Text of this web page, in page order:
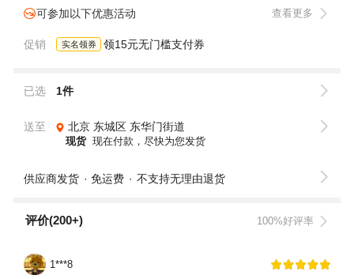
可参加以下优惠活动 查看更多
促销 实名领券 领15元无门槛支付券
已选 1件
送至 北京 东城区 东华门街道
现货 现在付款，尽快为您发货
供应商发货 免运费 不支持无理由退货
评价(200+) 100%好评率
1***8